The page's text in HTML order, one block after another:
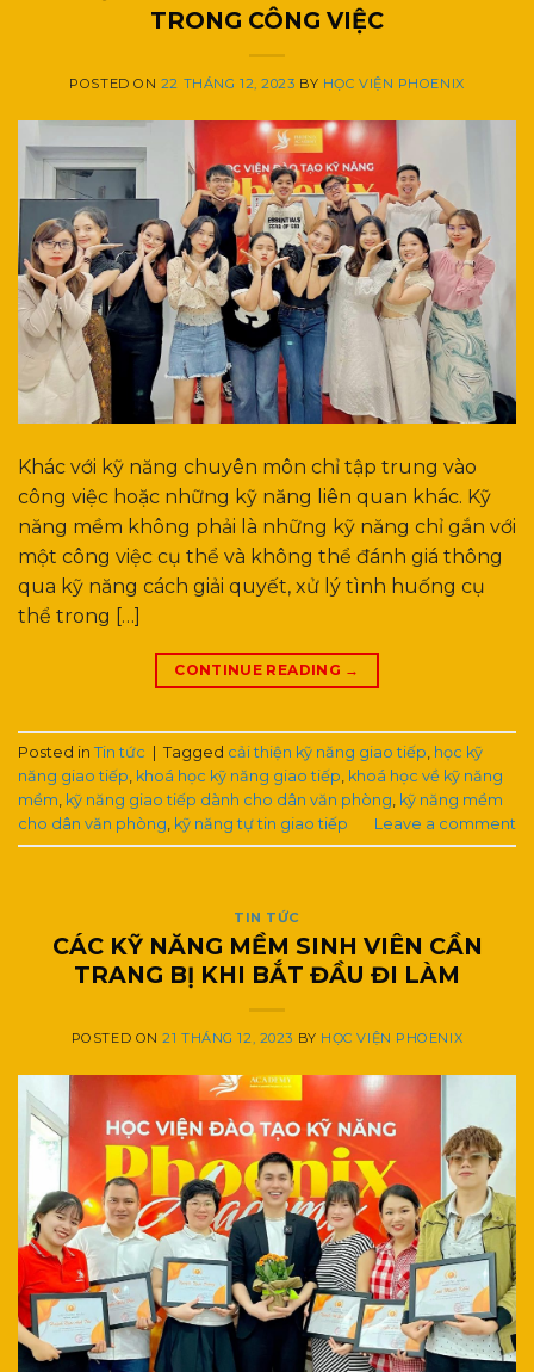
TRONG CÔNG VIỆC
POSTED ON 22 THÁNG 12, 2023 BY HỌC VIỆN PHOENIX
Khác với kỹ năng chuyên môn chỉ tập trung vào
công việc hoặc những kỹ năng liên quan khác. Kỹ
năng mềm không phải là những kỹ năng chỉ gắn với
một công việc cụ thể và không thể đánh giá thông
qua kỹ năng cách giải quyết, xử lý tình huống cụ
thể trong […]
CONTINUE READING →
Posted in Tin tức Tagged cải thiện kỹ năng giao tiếp học kỹ
năng giao tiếp khoá học kỹ năng giao tiếp khoá học về kỹ năng
mềm kỹ năng giao tiếp dành cho dân văn phòng kỹ năng mềm
cho dân văn phòng kỹ năng tự tin giao tiếp Leave a comment
TIN TỨC
CÁC KỸ NĂNG MỀM SINH VIÊN CẦN
TRANG BỊ KHI BẮT ĐẦU ĐI LÀM
POSTED ON21 THÁNG 12, 2023 BY HỌC VIỆN PHOENIX